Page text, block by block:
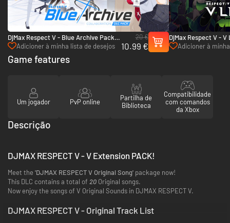
DjMax Respect V - Blue Archive Pack -
PC (Steam)
Adicioner à minha lista de desejos
20 €
10.99 €
DjMax Respect V -
(Steam)
Adicioner à
Game features
Um jogador PvP online
Partilha de
Biblioteca
Compatibilidade
com comandos
da Xbox
Descrição
DJMAX RESPECT V - V Extension PACK!
Meet the 'DJMAX RESPECT V Original Song' package now!
This DLC contains a total of 20 Original songs.
Now enjoy the songs of V Original Sounds in DJMAX RESPECT V.
DJMAX RESPECT V - Original Track List